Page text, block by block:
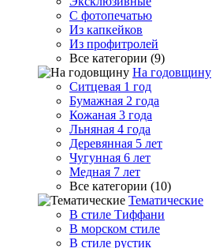
С фотопечатью
Из капкейков
Из профитролей
Все категории (9)
На годовщину
Ситцевая 1 год
Бумажная 2 года
Кожаная 3 года
Льняная 4 года
Деревянная 5 лет
Чугунная 6 лет
Медная 7 лет
Все категории (10)
Тематические
В стиле Тиффани
В морском стиле
В стиле рустик